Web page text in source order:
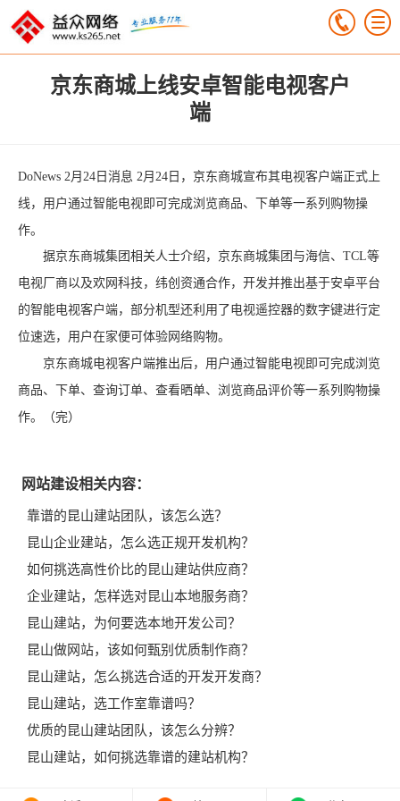
京东商城上线安卓智能电视客户
端
DoNews 2月24日消息 2月24日，京东商城宣布其电视客户端正式上
线，用户通过智能电视即可完成浏览商品、下单等一系列购物操
作。
据京东商城集团相关人士介绍，京东商城集团与海信、TCL等
电视厂商以及欢网科技，纬创资通合作，开发并推出基于安卓平台
的智能电视客户端，部分机型还利用了电视遥控器的数字键进行定
位速选，用户在家便可体验网络购物。
京东商城电视客户端推出后，用户通过智能电视即可完成浏览
商品、下单、查询订单、查看晒单、浏览商品评价等一系列购物操
作。（完）
网站建设相关内容：
靠谱的昆山建站团队，该怎么选？
昆山企业建站，怎么选正规开发机构？
如何挑选高性价比的昆山建站供应商？
企业建站，怎样选对昆山本地服务商？
昆山建站，为何要选本地开发公司？
昆山做网站，该如何甄别优质制作商？
昆山建站，怎么挑选合适的开发开发商？
昆山建站，选工作室靠谱吗？
优质的昆山建站团队，该怎么分辨？
昆山建站，如何挑选靠谱的建站机构？